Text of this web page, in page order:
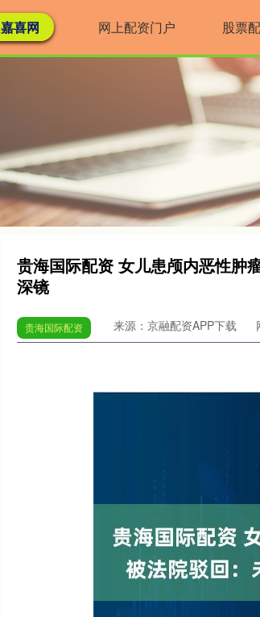
嘉喜网 网上配资门户 股票
贵海国际配资 女儿患颅内恶性肿
深镜
贵海国际配资 来源：京融配资APP下载